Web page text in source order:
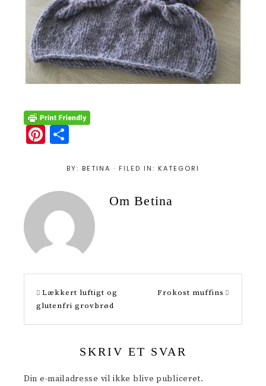
Pi
re
st
ar
e
BY: BETINA · FILED IN: KATEGORI
OmBetina
Lækkert luftigt og
glutenfri grovbrød
Frokost muffins
SKRIV ET SVAR
Din e-mailadresse vil ikke blive publiceret.